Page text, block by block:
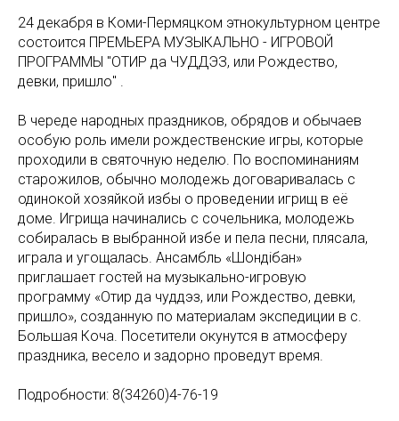
24 декабря в Коми-Пермяцком этнокультурном центре
состоится ПРЕМЬЕРА МУЗЫКАЛЬНО - ИГРОВОЙ
ПРОГРАММЫ "ОТИР да ЧУДДЭЗ, или Рождество,
девки, пришло" .
В череде народных праздников, обрядов и обычаев
особую роль имели рождественские игры, которые
проходили в святочную неделю. По воспоминаниям
старожилов, обычно молодежь договаривалась с
одинокой хозяйкой избы о проведении игрищ в еë
доме. Игрища начинались с сочельника, молодежь
собиралась в выбранной избе и пела песни, плясала,
играла и угощалась. Ансамбль «Шондiбан»
приглашает гостей на музыкально-игровую
программу «Отир да чуддэз, или Рождество, девки,
пришло», созданную по материалам экспедиции в с.
Большая Коча. Посетители окунутся в атмосферу
праздника, весело и задорно проведут время.
Подробности: 8(34260)4-76-19